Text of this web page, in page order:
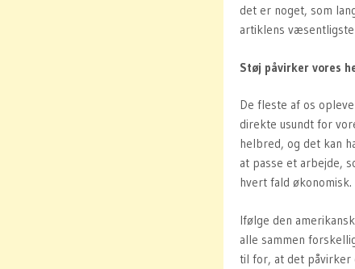
det er noget, som
artiklens
Støj påvirker vores
De fleste af os
direkte usundt for
helbred, og det kan
at passe et arbejde,
hvert fald økonomisk.
Ifølge den
alle sammen
til for, at det påvirker